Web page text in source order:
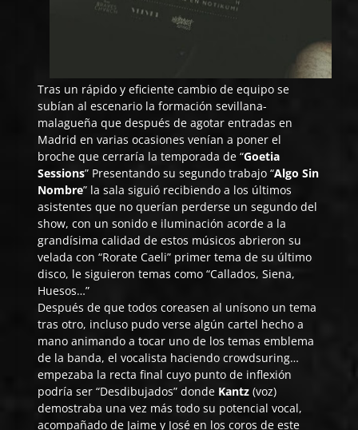
Tras un rápido y eficiente cambio de equipo se
subían al escenario la formación sevillana-
malagueña que después de agotar entradas en
Madrid en varias ocasiones venían a poner el
broche que cerraría la temporada de “Goetia
Sessions” Presentando su segundo trabajo “Algo Sin
Nombre” la sala siguió recibiendo a los últimos
asistentes que no querían perderse un segundo del
show, con un sonido e iluminación acorde a la
grandísima calidad de estos músicos abrieron su
velada con “Rorate Caeli” primer tema de su último
disco, le siguieron temas como “Callados, Siena,
Huesos…”
Después de que todos coreasen al unísono un tema
tras otro, incluso pudo verse algún cartel hecho a
mano animando a tocar uno de los temas emblema
de la banda, el vocalista haciendo crowdsuring…
empezaba la recta final cuyo punto de inflexión
podría ser “Desdibujados” donde Kantz(voz)
demostraba una vez más todo su potencial vocal,
acompañado de Jaime y José en los coros de este